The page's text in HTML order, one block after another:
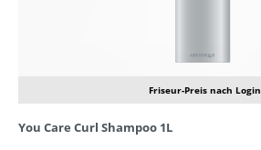
Friseur-Preis nach Login
You Care Curl Shampoo 1L